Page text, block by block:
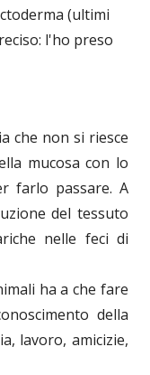
(ultimi
l'ho preso
che non si riesce
mucosa con lo
farlo passare. A
del tessuto
nelle feci di
ha a che fare
della
lavoro, amicizie,